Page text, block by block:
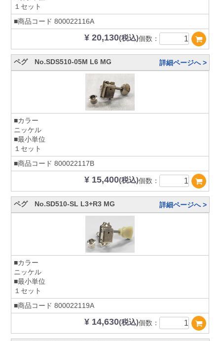
１セット
■商品コード 800022116A
¥ 20,130(税込)個数：
ペグ No.SDS510-05M L6 MG 詳細ページへ >
■カラー
ニッケル
■最小単位
１セット
■商品コード 800022117B
¥ 15,400(税込)個数：
ペグ No.SD510-SL L3+R3 MG 詳細ページへ >
■カラー
ニッケル
■最小単位
１セット
■商品コード 800022119A
¥ 14,630(税込)個数：